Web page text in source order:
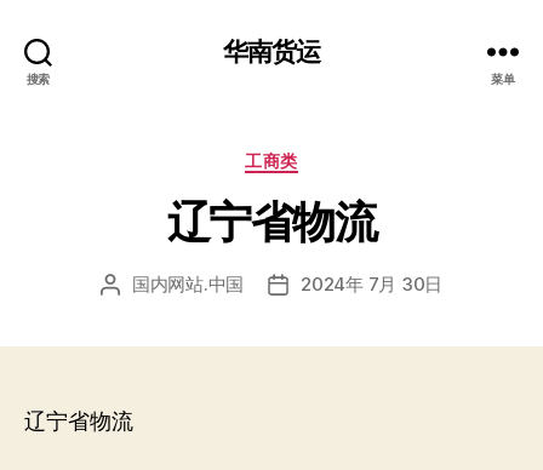
搜索
华南货运
菜单
分
工商类
辽宁省物流
文 国内网站.中国
发 2024年 7月 30日
辽宁省物流